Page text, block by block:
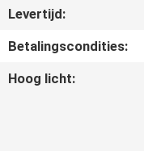
NIEUWS
SITEMAP
Levertijd:
Betalingscondities:
Hoog licht: